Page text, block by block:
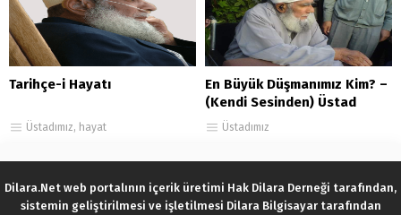
Tarihçe-i Hayatı
Üstadımız, hayat
En Büyük Düşmanımız Kim? –
(Kendi Sesinden) Üstad
İsmail Çetin Rahmetullahi
Üstadımız
Dilara.Net web portalının içerik üretimi Hak Dilara Derneği tarafından,
sistemin geliştirilmesi ve işletilmesi Dilara Bilgisayar tarafından